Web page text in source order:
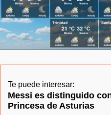
Te puede interesar:
Messi es distinguido
Princesa de Asturias